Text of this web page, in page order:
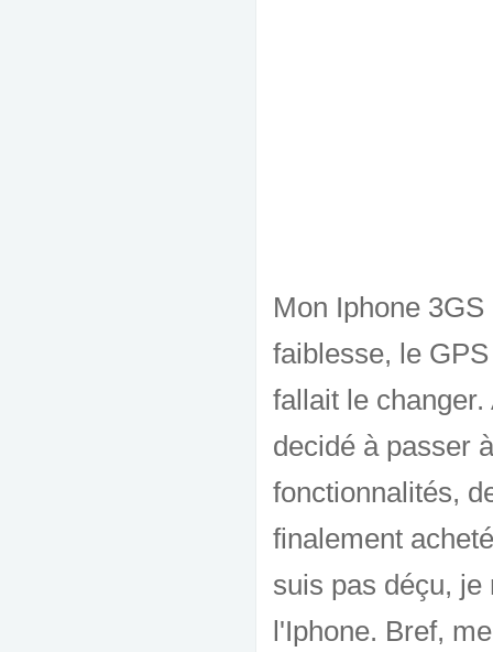
Mon Iphone
faiblesse, le
fallait le
decidé à passer
fonctionnalités,
finalement
suis pas déçu,
l'Iphone. Bref,